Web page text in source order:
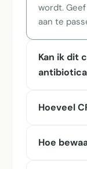
wordt.
aan te
Kan ik dit
Hoeveel
Hoe